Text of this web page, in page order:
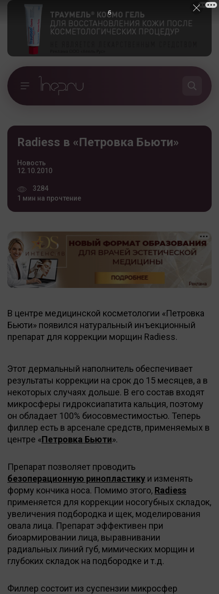
Radiess в «Петровка Бьюти»
Новость
12.10.2010
3284
1 мин на прочтение
В центре медицинской косметологии «Петровка
Бьюти» появился натуральный инъекционный
препарат для коррекции морщин Radiess.
Этот дермальный наполнитель обеспечивает
результаты коррекции на срок до 15 месяцев, а в
некоторых случаях дольше. В его состав входят
микросферы гидроксиапатита кальция, поэтому
он обладает 100% биосовместимостью. Теперь
филлер есть в арсенале средств, применяемых в
центре «Петровка Бьюти».
Препарат позволяет проводить
безоперационную ринопластику и изменять
форму кончика носа. Помимо этого, Radiess
применяется для коррекции носогубных складок,
увеличения подбородка и щек, моделирования
овала лица. Препарат эффективен при
биоармировании лица, выравнивании
радиальных линий губ, мимических морщин и
глубоких складок на подбородке и т.д.
Филлер состоит из суспензии микросфер
5